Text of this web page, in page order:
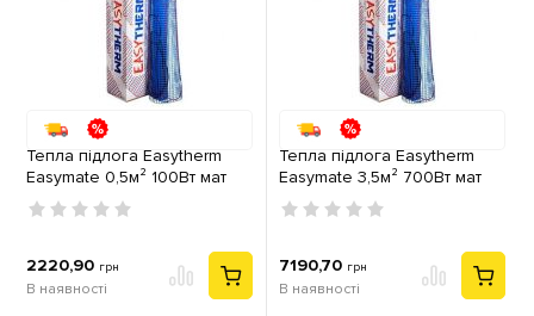
Тепла підлога Easytherm
Easymate 0,5м² 100Вт мат
двожильний
2220,90 грн
В наявності
Тепла підлога Easytherm
Easymate 3,5м² 700Вт мат
двожильний
7190,70 грн
В наявності